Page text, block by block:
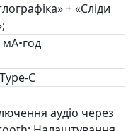
+ «Сліди
мА•год
C
аудіо через